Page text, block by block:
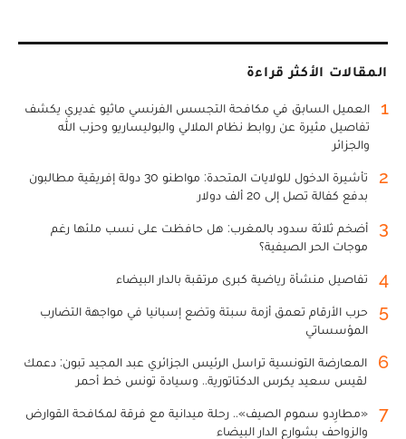
المقالات الأكثر قراءة
1
العميل السابق في مكافحة التجسس الفرنسي ماثيو غديري يكشف
تفاصيل مثيرة عن روابط نظام الملالي والبوليساريو وحزب الله
والجزائر
2
تأشيرة الدخول للولايات المتحدة: مواطنو 30 دولة إفريقية مطالبون
بدفع كفالة تصل إلى 20 ألف دولار
3
أضخم ثلاثة سدود بالمغرب: هل حافظت على نسب ملئها رغم
موجات الحر الصيفية؟
4 تفاصيل منشأة رياضية كبرى مرتقبة بالدار البيضاء
5
حرب الأرقام تعمق أزمة سبتة وتضع إسبانيا في مواجهة التضارب
المؤسساتي
6
المعارضة التونسية تراسل الرئيس الجزائري عبد المجيد تبون: دعمك
لقيس سعيد يكرس الدكتاتورية.. وسيادة تونس خط أحمر
7
«مطارِدو سموم الصيف».. رحلة ميدانية مع فرقة لمكافحة القوارض
والزواحف بشوارع الدار البيضاء